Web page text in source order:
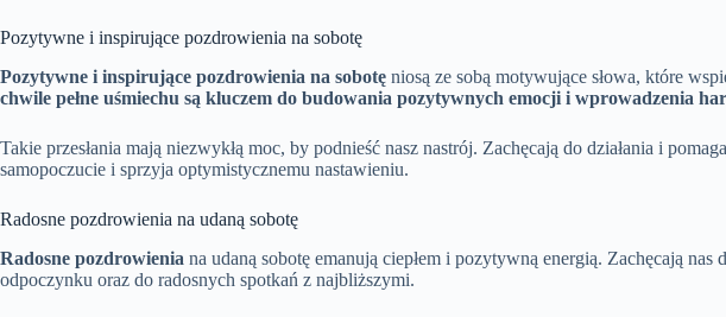
Pozytywne i inspirujące pozdrowienia na sobotę
Pozytywne i inspirujące pozdrowienia na sobotę niosą ze sobą motywujące słowa, które
chwile pełne uśmiechu są kluczem do budowania pozytywnych emocji i wprowadzenia
Takie przesłania mają niezwykłą moc, by podnieść nasz nastrój. Zachęcają do działania i
samopoczucie i sprzyja optymistycznemu nastawieniu.
Radosne pozdrowienia na udaną sobotę
Radosne pozdrowienia na udaną sobotę emanują ciepłem i pozytywną energią. Zachęcają
odpoczynku oraz do radosnych spotkań z najbliższymi.